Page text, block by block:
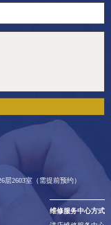
2603室（需提前预约）
维修服务中心方式